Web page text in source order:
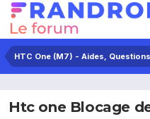
HTC One (M7) - Aides,
Htc one Blocage